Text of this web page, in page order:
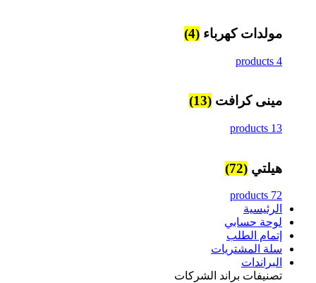
مولدات كهرباء (4)
4 products
مينى كرافت (13)
13 products
هيلتي (72)
72 products
الرئيسية
لوحة حسابي
إتمام الطلب
سلة المشتريات
البراندات
تصنيفات براند الشركات